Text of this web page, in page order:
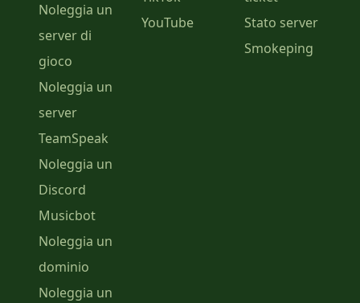
Noleggia un
server di
gioco
Noleggia un
server
TeamSpeak
Noleggia un
Discord
Musicbot
Noleggia un
dominio
Noleggia un
YouTube
Stato server
Smokeping